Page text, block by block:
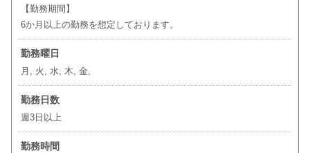
【勤務期間】
6か月以上の勤務を想定しております。
勤務曜日
月, 火, 水, 木, 金,
勤務日数
週3日以上
勤務時間